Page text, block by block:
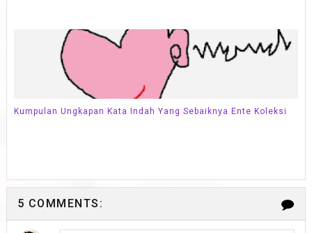
Kumpulan Ungkapan Kata Indah Yang Sebaiknya Ente Koleksi
5 COMMENTS: